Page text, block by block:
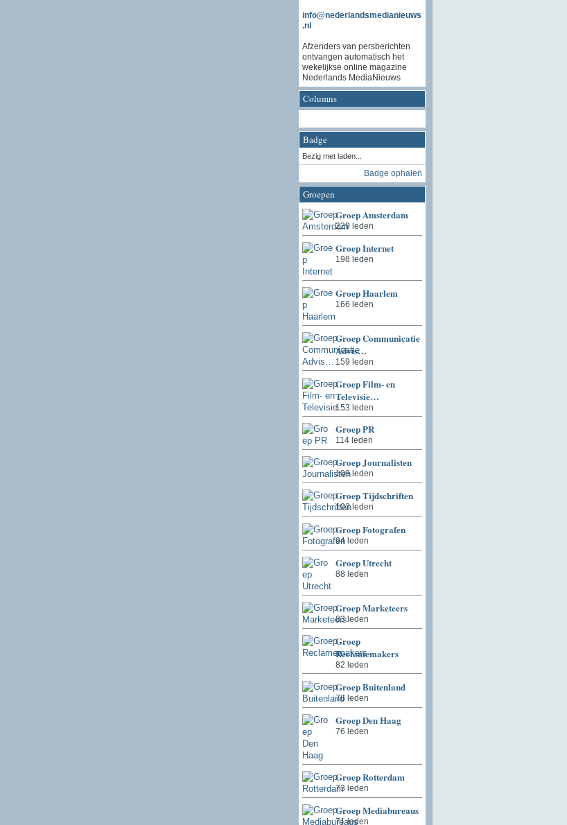
info@nederlandsmedianieuws
.nl
Afzenders van persberichten
ontvangen automatisch het
wekelijkse online magazine
Nederlands MediaNieuws
Columns
Badge
Bezig met laden...
Badge ophalen
Groepen
Groep Amsterdam
229 leden
Groep Internet
198 leden
Groep Haarlem
166 leden
Groep Communicatie
Advis…
159 leden
Groep Film- en
Televisie…
153 leden
Groep PR
114 leden
Groep Journalisten
109 leden
Groep Tijdschriften
103 leden
Groep Fotografen
94 leden
Groep Utrecht
88 leden
Groep Marketeers
83 leden
Groep
Reclamemakers
82 leden
Groep Buitenland
76 leden
Groep Den Haag
76 leden
Groep Rotterdam
73 leden
Groep Mediabureaus
71 leden